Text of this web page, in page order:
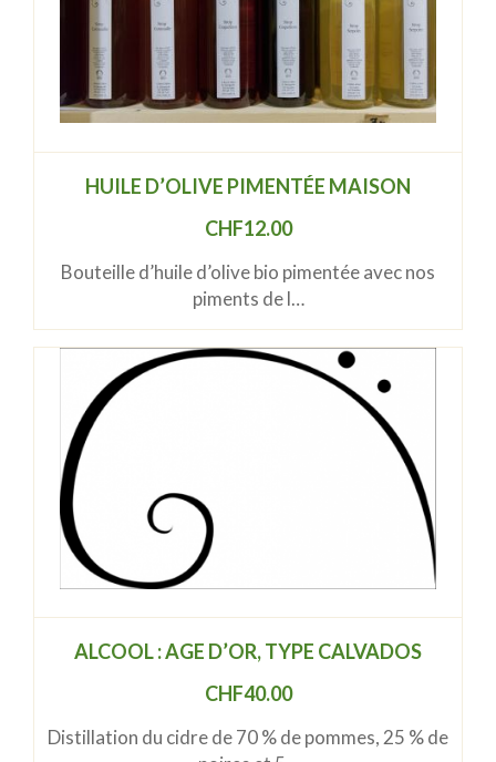
HUILE D’OLIVE PIMENTÉE MAISON
CHF12.00
Bouteille d’huile d’olive bio pimentée avec nos
piments de l…
ALCOOL : AGE D’OR, TYPE CALVADOS
CHF40.00
Distillation du cidre de 70 % de pommes, 25 % de